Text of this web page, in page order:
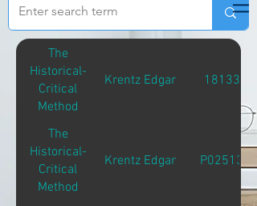
The
Historical-
Critical
Method
Krentz Edgar 18133
The
Historical-
Critical
Method
Krentz Edgar P02513